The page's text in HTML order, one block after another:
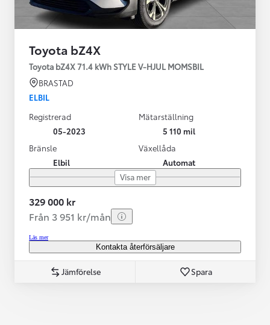
Toyota bZ4X
Toyota bZ4X 71.4 kWh STYLE V-HJUL MOMSBIL
BRASTAD
ELBIL
Registrerad
05-2023
Mätarställning
5 110 mil
Bränsle
Elbil
Växellåda
Automat
Visa mer
329 000 kr
Från 3 951 kr/mån
Läs mer
Kontakta återförsäljare
Jämförelse Spara